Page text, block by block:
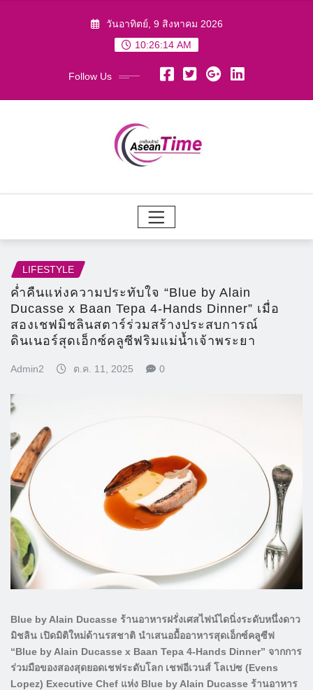
วันอาทิตย์, 9 สิงหาคม 2026
10:26:16 AM
Follow Us
LIFESTYLE
ค่ำคืนแห่งความประทับใจ “Blue by Alain
Ducasse x Baan Tepa 4-Hands Dinner” เมื่อ
สองเชฟมิชลินสตาร์ร่วมสร้างประสบการณ์
ดินเนอร์สุดเอ็กซ์คลูซีฟริมแม่น้ำเจ้าพระยา
Admin2 ต.ค. 11, 2025 0
Blue by Alain Ducasse ร้านอาหารฝรั่งเศสไฟน์ไดนิ่งระดับหนึ่งดาว
มิชลิน เปิดมิติใหม่ด้านรสชาติ นำเสนอมื้ออาหารสุดเอ็กซ์คลูซีฟ
“Blue by Alain Ducasse x Baan Tepa 4-Hands Dinner” จากการ
ร่วมมือของสองสุดยอดเชฟระดับโลก เชฟอีเวนส์ โลเปซ (Evens
Lopez) Executive Chef แห่ง Blue by Alain Ducasse ร้านอาหาร